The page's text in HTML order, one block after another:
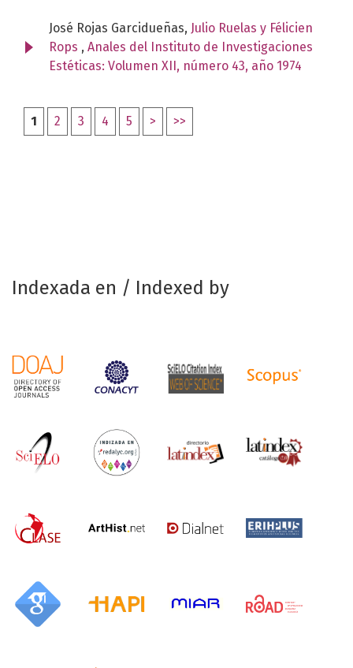
José Rojas Garcidueñas, Julio Ruelas y Félicien
Rops , Anales del Instituto de Investigaciones
Estéticas: Volumen XII, número 43, año 1974
1 2 3 4 5 > >>
Indexada en / Indexed by